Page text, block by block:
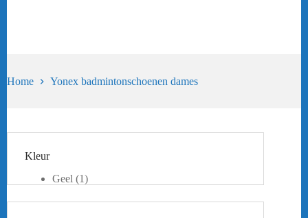
Home Yonex badmintonschoenen dames
Kleur
Geel (1)
Groen (1)